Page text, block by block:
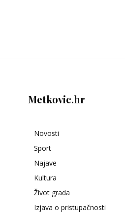
Metkovic.hr
Novosti
Sport
Najave
Kultura
Život grada
Izjava o pristupačnosti